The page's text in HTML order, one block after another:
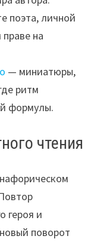
поэта, личной
на
— миниатюры,
ритм
формулы.
чтения
героя и
поворот